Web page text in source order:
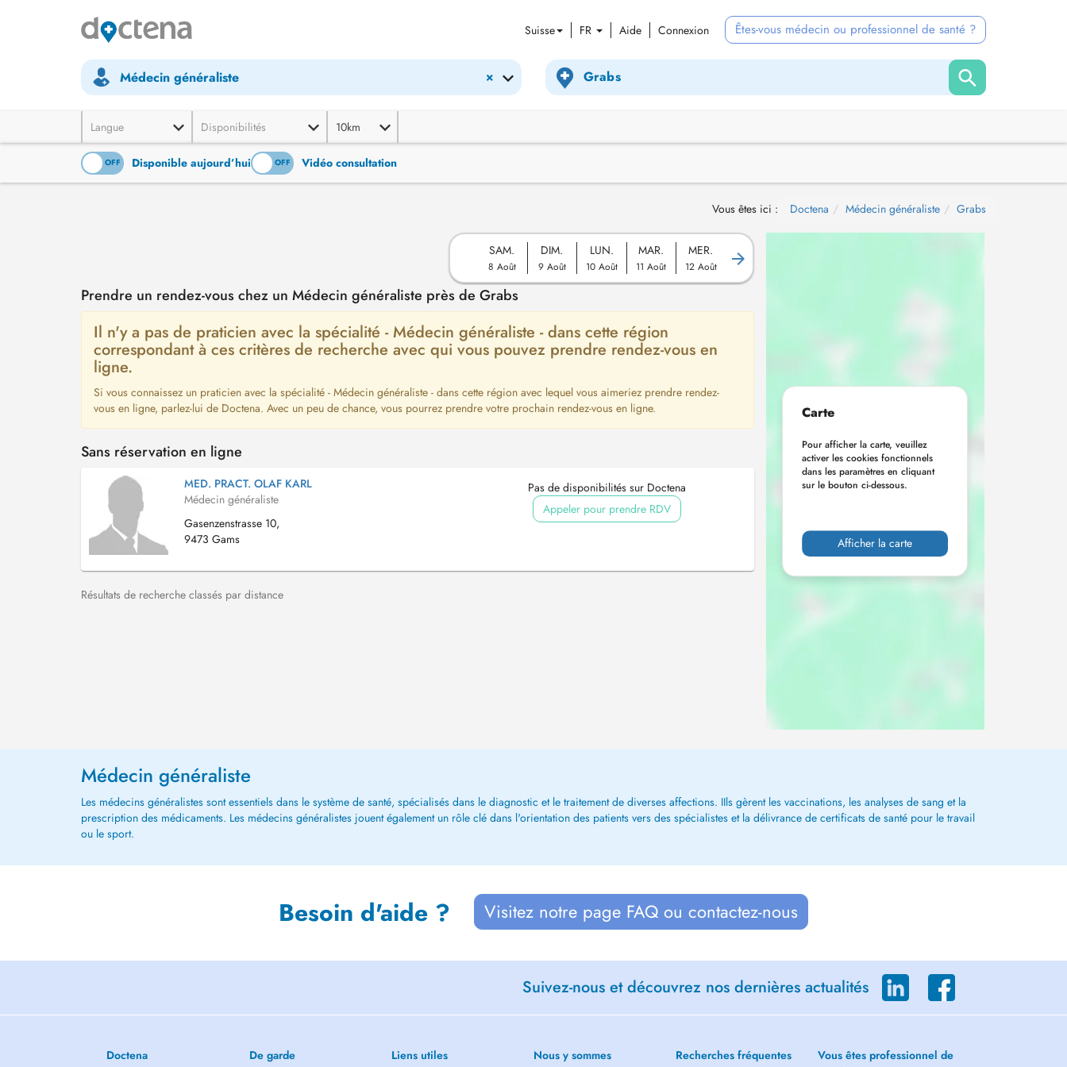
Suisse FR Aide Connexion Êtes-vous médecin ou professionnel de santé ?
×
Médecin généraliste
Langue Disponibilités 10km
OFF Disponible aujourd’hui
ON OFF Vidéo consultation
Vous êtes ici : Doctena Médecin généraliste Grabs
SAM.
8 Août
DIM.
9 Août
LUN.
10 Août
MAR.
11 Août
MER.
12 Août
Prendre un rendez-vous chez un Médecin généraliste près de Grabs
Il n'y a pas de praticien avec la spécialité - Médecin généraliste - dans cette région
correspondant à ces critères de recherche avec qui vous pouvez prendre rendez-vous en
ligne.
Si vous connaissez un praticien avec la spécialité - Médecin généraliste - dans cette région avec lequel vous aimeriez prendre rendez-
vous en ligne, parlez-lui de Doctena. Avec un peu de chance, vous pourrez prendre votre prochain rendez-vous en ligne.
Sans réservation en ligne
MED. PRACT. OLAF KARL
Médecin généraliste
Gasenzenstrasse 10,
9473 Gams
Pas de disponibilités sur Doctena
Appeler pour prendre RDV
Résultats de recherche classés par distance
Carte
Pour afficher la carte, veuillez
activer les cookies fonctionnels
dans les paramètres en cliquant
sur le bouton ci-dessous.
Afficher la carte
Médecin généraliste
Les médecins généralistes sont essentiels dans le système de santé, spécialisés dans le diagnostic et le traitement de diverses affections. IIls gèrent les vaccinations, les analyses de sang et la
prescription des médicaments. Les médecins généralistes jouent également un rôle clé dans l'orientation des patients vers des spécialistes et la délivrance de certificats de santé pour le travail
ou le sport.
Besoin d'aide ? Visitez notre page FAQ ou contactez-nous
Suivez-nous et découvrez nos dernières actualités
Doctena De garde Liens utiles Nous y sommes Recherches fréquentes
Vous êtes professionnel de